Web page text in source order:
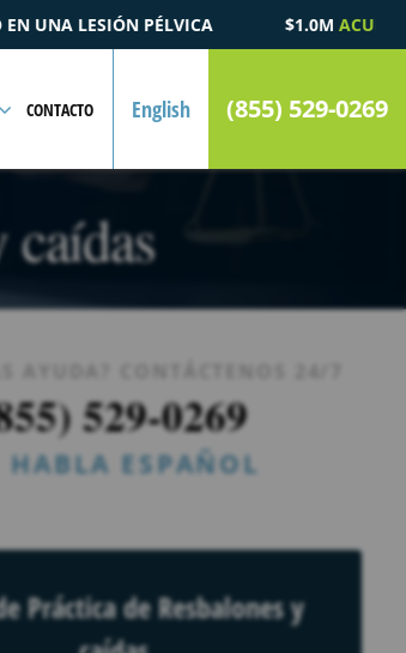
ACUERDOPOR UN CASO DE MUERTE POR
CONTACTO English (855) 529-0269
529-0269
HABLA ESPAÑOL
Práctica de Resbalones y